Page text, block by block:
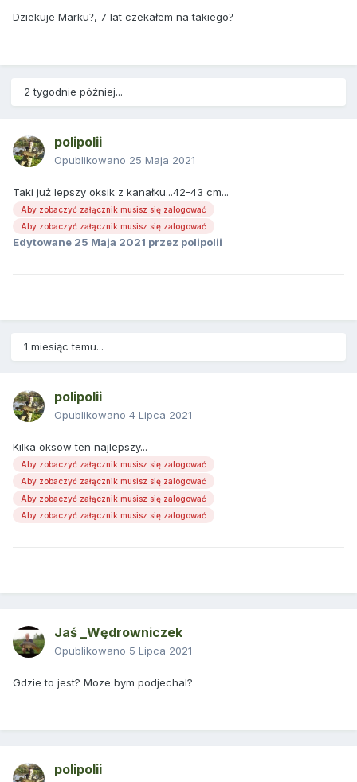
Dziekuje Marku?, 7 lat czekałem na takiego?
2 tygodnie później...
polipolii
Opublikowano 25 Maja 2021
Taki już lepszy oksik z kanałku...42-43 cm...
Aby zobaczyć załącznik musisz się zalogować
Aby zobaczyć załącznik musisz się zalogować
Edytowane 25 Maja 2021 przez polipolii
1 miesiąc temu...
polipolii
Opublikowano 4 Lipca 2021
Kilka oksow ten najlepszy...
Aby zobaczyć załącznik musisz się zalogować
Aby zobaczyć załącznik musisz się zalogować
Aby zobaczyć załącznik musisz się zalogować
Aby zobaczyć załącznik musisz się zalogować
Jaś _Wędrowniczek
Opublikowano 5 Lipca 2021
Gdzie to jest? Moze bym podjechal?
polipolii